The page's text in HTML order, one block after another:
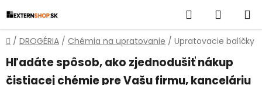
na
obsah
Hľadať
KOŠÍK
Domov
/ DROGÉRIA / Chémia na upratovanie / Upratovacie balíčky
Hľadáte spôsob, ako zjednodušiť nákup
čistiacej chémie pre Vašu firmu, kanceláriu